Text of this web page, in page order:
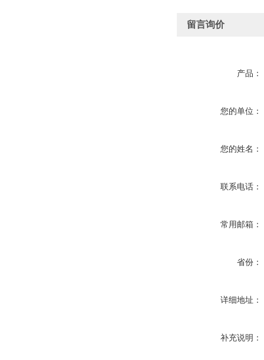
留言询价
产品：
您的单位：
您的姓名：
联系电话：
常用邮箱：
省份：
详细地址：
补充说明：